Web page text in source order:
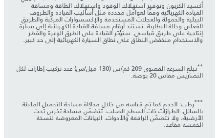
أكسيد الكربون وتوفير استهلاك الوقود واستهلاك الطاقة ومسافة
القيادة الكهربائية وفقًا لعوامل محددة مثل أساليب القيادة والظروف
البيئية والحمولة والعجلات المستخدمة والإكسسوارات المركّبة والطريق
الفعلي وحالة البطارية. تستند أرقام مسافة القيادة الكهربائية إلى سيارة
إنتاجية على طريق قياسي. ستؤثر القيادة على الطرق الوعرة والقطر
والاستخدام منخفض النطاق على نطاق السيارة الكهربائية إلى حد كبير.
** تبلغ السرعة القصوى 209 كم/س (130 ميل/س) عند تركيب إطارات لكل
التضاريس مقاس 20 بوصة.
***رطب: الحجم كما تم قياسه من خلال محاكاة مساحة التحميل المليئة
بالسائل. الطرازات ذات السطح الصلب: تتضمّن مساحة تخزين تحت
الأرضية، ولا تتضمّن الرافعة والأدوات. البيانات المعروضة لنسخة
الخمسة مقاعد.